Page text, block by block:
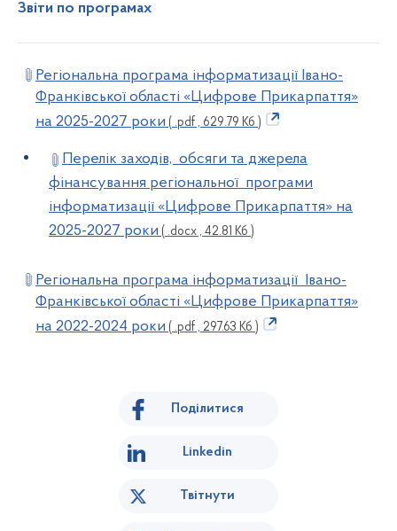
Звіти по програмах
Регіональна програма інформатизації Івано-
Франківської області «Цифрове Прикарпаття»
на 2025-2027 роки ( .pdf , 629.79 Кб )
Перелік заходів, обсяги та джерела
фінансування регіональної програми
інформатизації «Цифрове Прикарпаття» на
2025-2027 роки ( .docx , 42.81 Кб )
Регіональна програма інформатизації Івано-
Франківської області «Цифрове Прикарпаття»
на 2022-2024 роки ( .pdf , 297.63 Кб )
Поділитися
Linkedin
Твітнути